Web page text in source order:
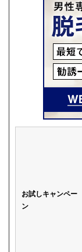
お試しキャンペー
ン